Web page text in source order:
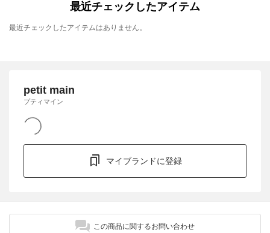
最近チェックしたアイテム
最近チェックしたアイテムはありません。
petit main
プティマイン
マイブランドに登録
この商品に関するお問い合わせ